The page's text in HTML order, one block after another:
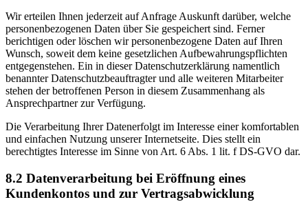
Wir erteilen Ihnen jederzeit auf Anfrage Auskunft darüber, welche
personenbezogenen Daten über Sie gespeichert sind. Ferner
berichtigen oder löschen wir personenbezogene Daten auf Ihren
Wunsch, soweit dem keine gesetzlichen Aufbewahrungspflichten
entgegenstehen. Ein in dieser Datenschutzerklärung namentlich
benannter Datenschutzbeauftragter und alle weiteren Mitarbeiter
stehen der betroffenen Person in diesem Zusammenhang als
Ansprechpartner zur Verfügung.
Die Verarbeitung Ihrer Datenerfolgt im Interesse einer komfortablen
und einfachen Nutzung unserer Internetseite. Dies stellt ein
berechtigtes Interesse im Sinne von Art. 6 Abs. 1 lit. f DS-GVO dar.
8.2 Datenverarbeitung bei Eröffnung eines
Kundenkontos und zur Vertragsabwicklung